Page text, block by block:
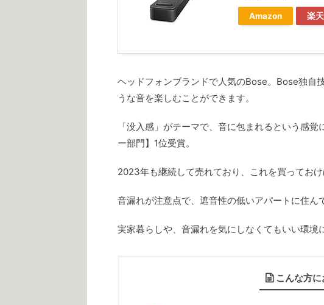
Amazon 楽
ヘッドフォンブランドで人気のBose。Bose独自
うな音を楽しむことができます。
「没入感」がテーマで、音に包まれるという感
ー部門】1位受賞。
2023年も継続して売れており、これを買ってお
音漏れが注意点で、遮音性の低いアパートに住ん
実家暮らしや、音漏れを気にしなくてもいい環境
こんな方